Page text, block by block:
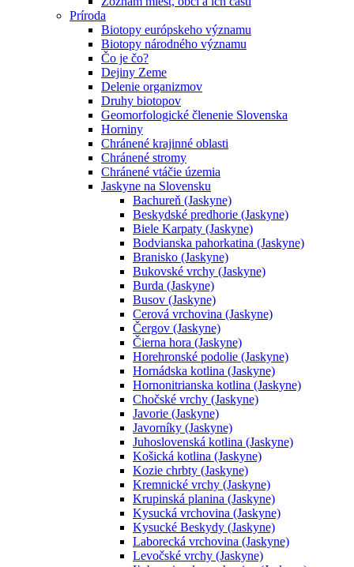
Príroda
Biotopy európskeho významu
Biotopy národného významu
Čo je čo?
Dejiny Zeme
Delenie organizmov
Druhy biotopov
Geomorfologické členenie Slovenska
Horniny
Chránené krajinné oblasti
Chránené stromy
Chránené vtáčie územia
Jaskyne na Slovensku
Bachureň (Jaskyne)
Beskydské predhorie (Jaskyne)
Biele Karpaty (Jaskyne)
Bodvianska pahorkatina (Jaskyne)
Branisko (Jaskyne)
Bukovské vrchy (Jaskyne)
Burda (Jaskyne)
Busov (Jaskyne)
Cerová vrchovina (Jaskyne)
Čergov (Jaskyne)
Čierna hora (Jaskyne)
Horehronské podolie (Jaskyne)
Hornádska kotlina (Jaskyne)
Hornonitrianska kotlina (Jaskyne)
Chočské vrchy (Jaskyne)
Javorie (Jaskyne)
Javorníky (Jaskyne)
Juhoslovenská kotlina (Jaskyne)
Košická kotlina (Jaskyne)
Kozie chrbty (Jaskyne)
Kremnické vrchy (Jaskyne)
Krupinská planina (Jaskyne)
Kysucká vrchovina (Jaskyne)
Kysucké Beskydy (Jaskyne)
Laborecká vrchovina (Jaskyne)
Levočské vrchy (Jaskyne)